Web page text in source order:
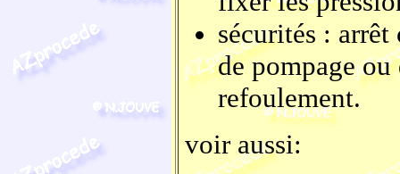
sécurités :
de pompage ou
refoulement.
voir aussi: